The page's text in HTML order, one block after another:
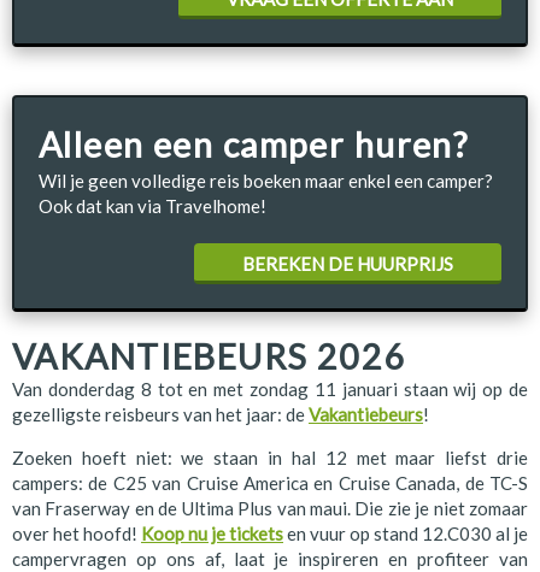
VAKANTIEBEURS 2026
Van donderdag 8 tot en met zondag 11 januari staan wij op de
gezelligste reisbeurs van het jaar: deVakantiebeurs!
Zoeken hoeft niet: we staan in hal 12 met maar liefst drie
campers: de C25 van Cruise America en Cruise Canada, de TC-S
van Fraserway en de Ultima Plus van maui. Die zie je niet zomaar
over het hoofd! Koop nu je ticketsen vuur op stand 12.C030 al je
campervragen op ons af, laat je inspireren en profiteer van
Alleen een camper huren?
Wil je geen volledige reis boeken maar enkel een camper?
Ook dat kan via Travelhome!
BEREKEN DE HUURPRIJS